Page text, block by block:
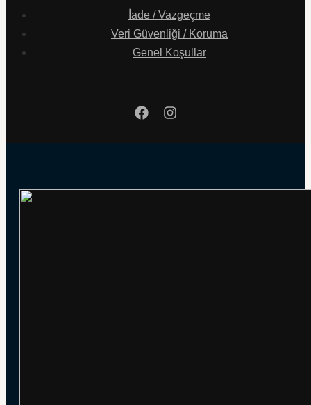
İade / Vazgeçme
Veri Güvenliği / Koruma
Genel Koşullar